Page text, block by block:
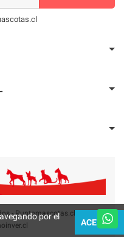
- Puntomascotas.cl V2.0
por el
ACEPTAR